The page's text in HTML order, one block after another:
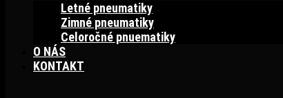
Letné pneumatiky
Zimné pneumatiky
Celoročné pnuematiky
O NÁS
KONTAKT